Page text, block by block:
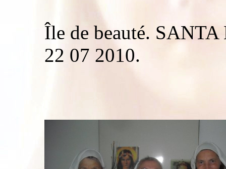
Île de beauté.
22 07 2010.